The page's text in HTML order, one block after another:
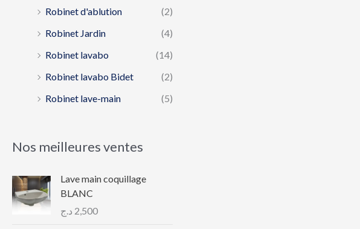
Robinet d'ablution
(2)
Robinet Jardin
(4)
Robinet lavabo
(14)
Robinet lavabo Bidet
(2)
Robinet lave-main
(5)
Nos meilleures ventes
Lave main coquillage
BLANC
2,500 د.ج